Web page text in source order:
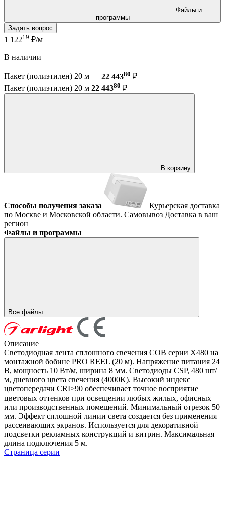
программы
Задать вопрос
1 12219 ₽/м
В наличии
Пакет (полиэтилен) 20 м — 22 44380 ₽
Пакет (полиэтилен) 20 м 22 44380 ₽
В корзину
Способы получения заказа
Курьерская доставка
по Москве и Московской области. Самовывоз Доставка в ваш
регион
Файлы и программы
Все файлы
Описание
Светодиодная лента сплошного свечения COB серии X480 на
монтажной бобине PRO REEL (20 м). Напряжение питания 24
В, мощность 10 Вт/м, ширина 8 мм. Светодиоды CSP, 480 шт/
м, дневного цвета свечения (4000K). Высокий индекс
цветопередачи CRI>90 обеспечивает точное восприятие
цветовых оттенков при освещении любых жилых, офисных
или производственных помещений. Минимальный отрезок 50
мм. Эффект сплошной линии света создается без применения
рассеивающих экранов. Используется для декоративной
подсветки рекламных конструкций и витрин. Максимальная
длина подключения 5 м.
Страница серии